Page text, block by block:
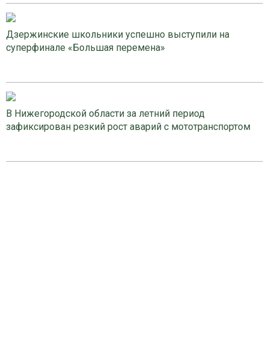
Дзержинские школьники успешно выступили на
суперфинале «Большая перемена»
В Нижегородской области за летний период
зафиксирован резкий рост аварий с мототранспортом